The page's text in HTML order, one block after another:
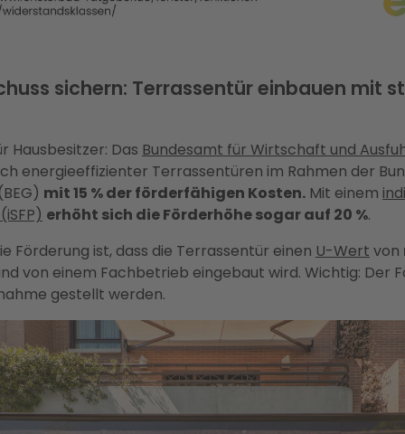
sichern: Terrassentür einbauen mit
Hausbesitzer: Das Bundesamt für Wirtschaft und
energieeffizienter Terrassentüren im Rahmen der
mit 15 % der förderfähigen Kosten. Mit einem
erhöht sich die Förderhöhe sogar auf 20 %.
Förderung ist, dass die Terrassentür einen U-Wert von
von einem Fachbetrieb eingebaut wird. Wichtig: Der
gestellt werden.